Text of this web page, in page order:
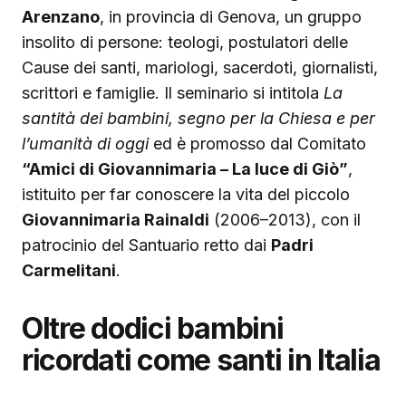
Arenzano, in provincia di Genova, un gruppo
insolito di persone: teologi, postulatori delle
Cause dei santi, mariologi, sacerdoti, giornalisti,
scrittori e famiglie. Il seminario si intitola La
santità dei bambini, segno per la Chiesa e per
l’umanità di oggi ed è promosso dal Comitato
“Amici di Giovannimaria – La luce di Giò”,
istituito per far conoscere la vita del piccolo
Giovannimaria Rainaldi (2006–2013), con il
patrocinio del Santuario retto dai Padri
Carmelitani.
Oltre dodici bambini
ricordati come santi in Italia